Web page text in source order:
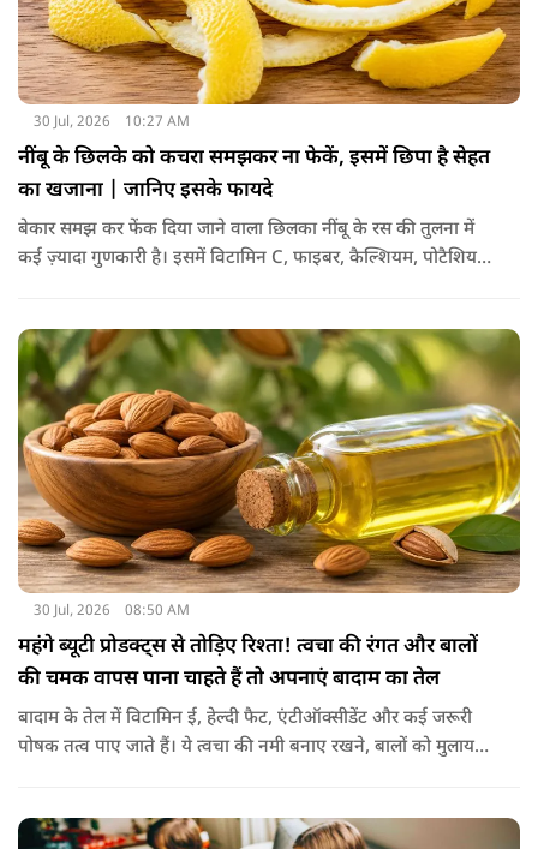
30 Jul, 2026 10:27 AM
नींबू के छिलके को कचरा समझकर ना फेकें, इसमें छिपा है सेहत
का खजाना | जानिए इसके फायदे
बेकार समझ कर फेंक दिया जाने वाला छिलका नींबू के रस की तुलना में
कई ज़्यादा गुणकारी है। इसमें विटामिन C, फाइबर, कैल्शियम, पोटैशियम
जाए तो ये आपकी सेहत के लिए किसी संजीवनी की तरह काम करता है।
आइए जानते नींबू के छिलके के फायदे।
30 Jul, 2026 08:50 AM
महंगे ब्यूटी प्रोडक्ट्स से तोड़िए रिश्ता! त्वचा की रंगत और बालों
की चमक वापस पाना चाहते हैं तो अपनाएं बादाम का तेल
बादाम के तेल में विटामिन ई, हेल्दी फैट, एंटीऑक्सीडेंट और कई जरूरी
पोषक तत्व पाए जाते हैं। ये त्वचा की नमी बनाए रखने, बालों को मुलायम
पहले से ज्यादा मुलायम महसूस होते हैं। कुछ लोग बादाम के तेल को जैतून